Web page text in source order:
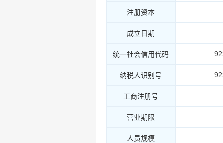
注册资本
成立日期
统一社会信用代码
纳税人识别号
工商注册号
营业期限
人员规模